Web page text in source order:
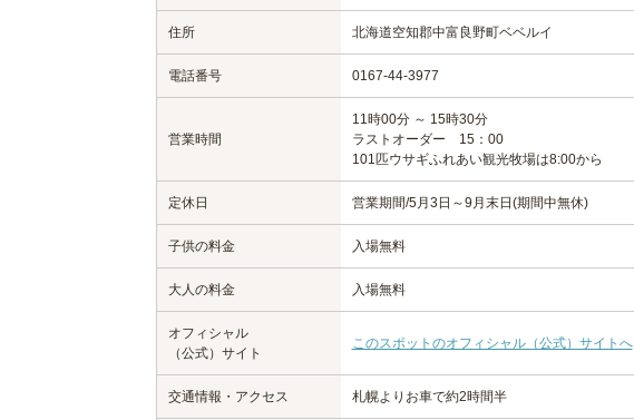
住所 北海道空知郡中富良野町ベベルイ
電話番号 0167-44-3977
営業時間
11時00分 ～ 15時30分
ラストオーダー 15：00
101匹ウサギふれあい観光牧場は8:00から
定休日 営業期間/5月3日～9月末日(期間中無休)
子供の料金 入場無料
大人の料金 入場無料
オフィシャル
（公式）サイト
このスポットのオフィシャル（公式）サイトへ
交通情報・アクセス 札幌よりお車で約2時間半